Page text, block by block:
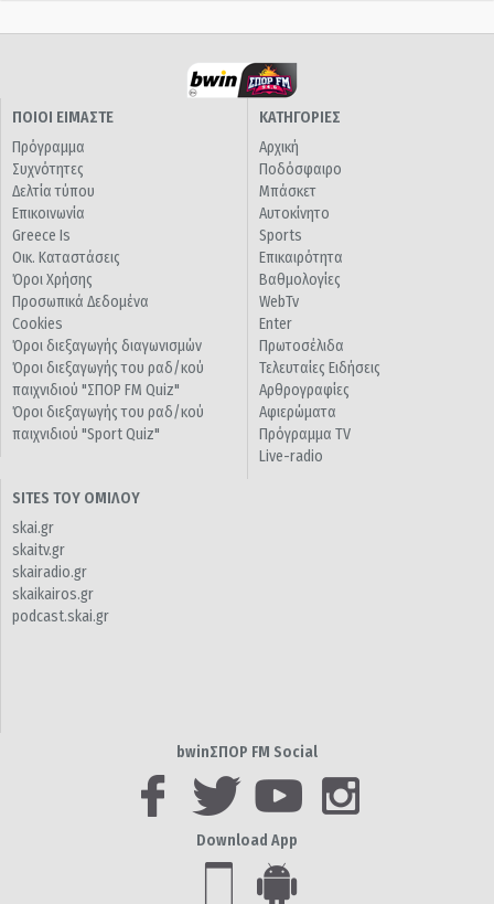
ΠΟΙΟΙ ΕΙΜΑΣΤΕ
Πρόγραμμα
Συχνότητες
Δελτία τύπου
Επικοινωνία
Greece Is
Οικ. Καταστάσεις
Όροι Χρήσης
Προσωπικά Δεδομένα
Cookies
Όροι διεξαγωγής διαγωνισμών
Όροι διεξαγωγής του ραδ/κού
παιχνιδιού "ΣΠΟΡ FM Quiz"
Όροι διεξαγωγής του ραδ/κού
παιχνιδιού "Sport Quiz"
ΚΑΤΗΓΟΡΙΕΣ
Αρχική
Ποδόσφαιρο
Μπάσκετ
Αυτοκίνητο
Sports
Επικαιρότητα
Βαθμολογίες
WebTv
Enter
Πρωτοσέλιδα
Τελευταίες Ειδήσεις
Αρθρογραφίες
Αφιερώματα
Πρόγραμμα TV
Live-radio
SITES ΤΟΥ ΟΜΙΛΟΥ
skai.gr
skaitv.gr
skairadio.gr
skaikairos.gr
podcast.skai.gr
bwinΣΠΟΡ FM Social
Download App